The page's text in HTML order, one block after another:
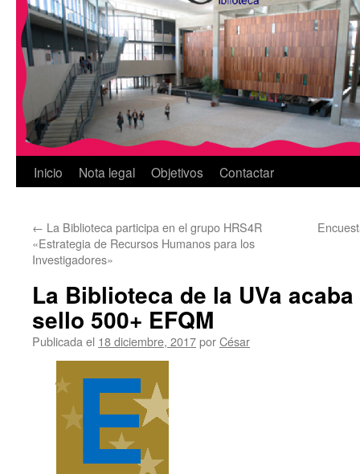
Inicio Nota legal Objetivos Contactar
← La Biblioteca participa en el grupo HRS4R
«Estrategia de Recursos Humanos para los
Investigadores»
La Biblioteca de la UVa
sello 500+ EFQM
Publicada el 18 diciembre, 2017porCésar